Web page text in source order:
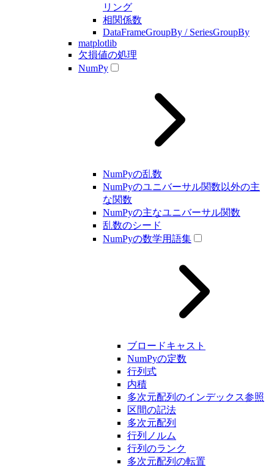
リング
相関係数
DataFrameGroupBy / SeriesGroupBy
matplotlib
欠損値の処理
NumPy
NumPyの乱数
NumPyのユニバーサル関数以外の主
な関数
NumPyの主なユニバーサル関数
乱数のシード
NumPyの数学用語集
ブロードキャスト
NumPyの定数
行列式
内積
多次元配列のインデックス参照
区間の記法
多次元配列
行列ノルム
行列のランク
多次元配列の転置